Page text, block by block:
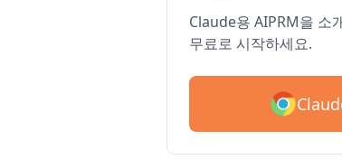
Claude용 AIPRM을 소
무료로 시작하세요.